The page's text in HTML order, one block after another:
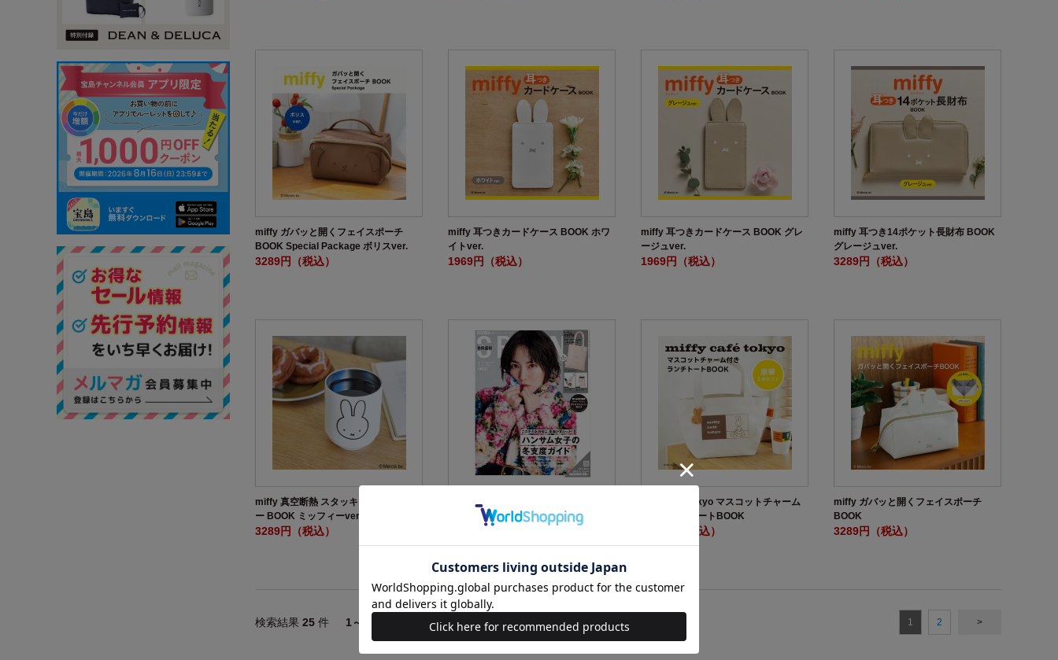
miffy ガバッと開くフェイスポーチ
BOOK Special Package ボリスver.
3289円（税込）
miffy 耳つきカードケース BOOK ホワ
イトver.
1969円（税込）
miffy 耳つきカードケース BOOK グレ
ージュver.
1969円（税込）
miffy 耳つき14ポケット長財布 BOOK
グレージュver.
3289円（税込）
miffy 真空断熱 スタッキングタンブラ
ー BOOK ミッフィーver.
3289円（税込） 1480円（税込）
miffy café tokyo マスコットチャーム
付きランチトートBOOK
3839円（税込）
miffy ガバッと開くフェイスポーチ
BOOK
3289円（税込）
検索結果 25 件 1～20 1 2 >